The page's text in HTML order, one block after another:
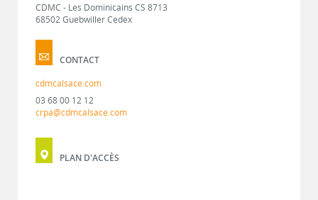
CDMC - Les Dominicains CS 8713
68502 Guebwiller Cedex
CONTACT
cdmcalsace.com
03 68 00 12 12
crpa@cdmcalsace.com
PLAN D'ACCÈS